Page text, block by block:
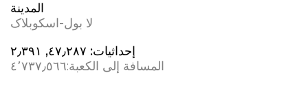
المدينة
لا بول-اسکوبلاک
إحداثيات: ٤٧٫٢٨٧, ؜٢٫٣٩١
المسافة إلى الكعبة:٤٬٧٣٧٫٥٦٦